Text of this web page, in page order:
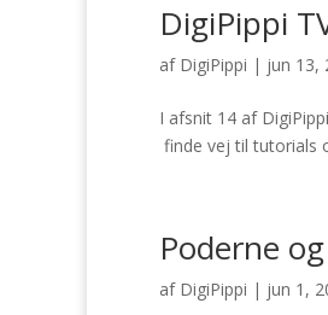
DigiPippi
af DigiPippi | jun 13,
I afsnit 14 af
finde vej til tutorials
Poderne
af DigiPippi | jun 1,